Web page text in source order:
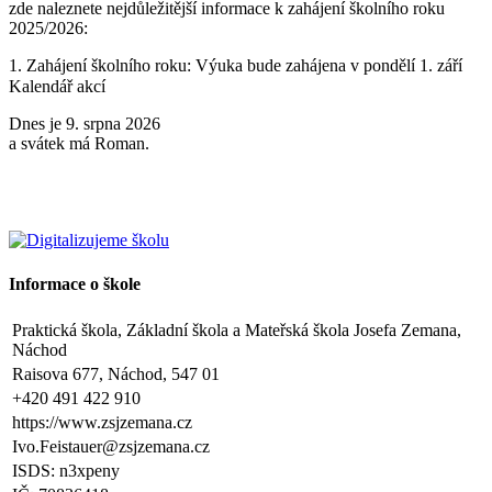
zde naleznete nejdůležitější informace k zahájení školního roku
2025/2026:
1. Zahájení školního roku: Výuka bude zahájena v pondělí 1. září
2025. Tento den končí po 1. vyučovací hodině. Provoz školní
2. Výuka: Od úterý 2. září 2025 bude probíhat výuka denně od 8:00
hodin (pro žáky se schválenou přihláškou do ŠD).
projektu zapojeni, předloží škole platné potvrzení z Úřadu práce o
pobírání dávek hmotné nouze. Tito zákonní zástupci budou dne 2.
září 2025 kontaktováni vedením školy s podrobnějšími informacemi.
V Náchodě dne 20. srpna 2025 Ing. Ivo Feistauer ředitel školy
Zveřejněno: 29.5.2025
Branný den v Josefově
Zveřejněno: 23.5.2025
Kalendář akcí
Dnes je 9. srpna 2026
a svátek má Roman.
Informace o škole
Praktická škola, Základní škola a Mateřská škola Josefa Zemana,
Náchod
Raisova 677, Náchod, 547 01
+420 491 422 910
https://www.zsjzemana.cz
Ivo.Feistauer@zsjzemana.cz
ISDS: n3xpeny